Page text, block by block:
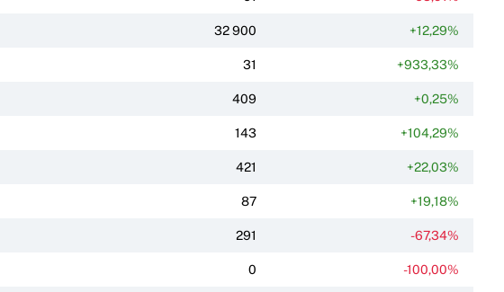
32 900 +12,29%
31 +933,33%
409 +0,25%
143 +104,29%
421 +22,03%
87 +19,18%
291 -67,34%
0 -100,00%